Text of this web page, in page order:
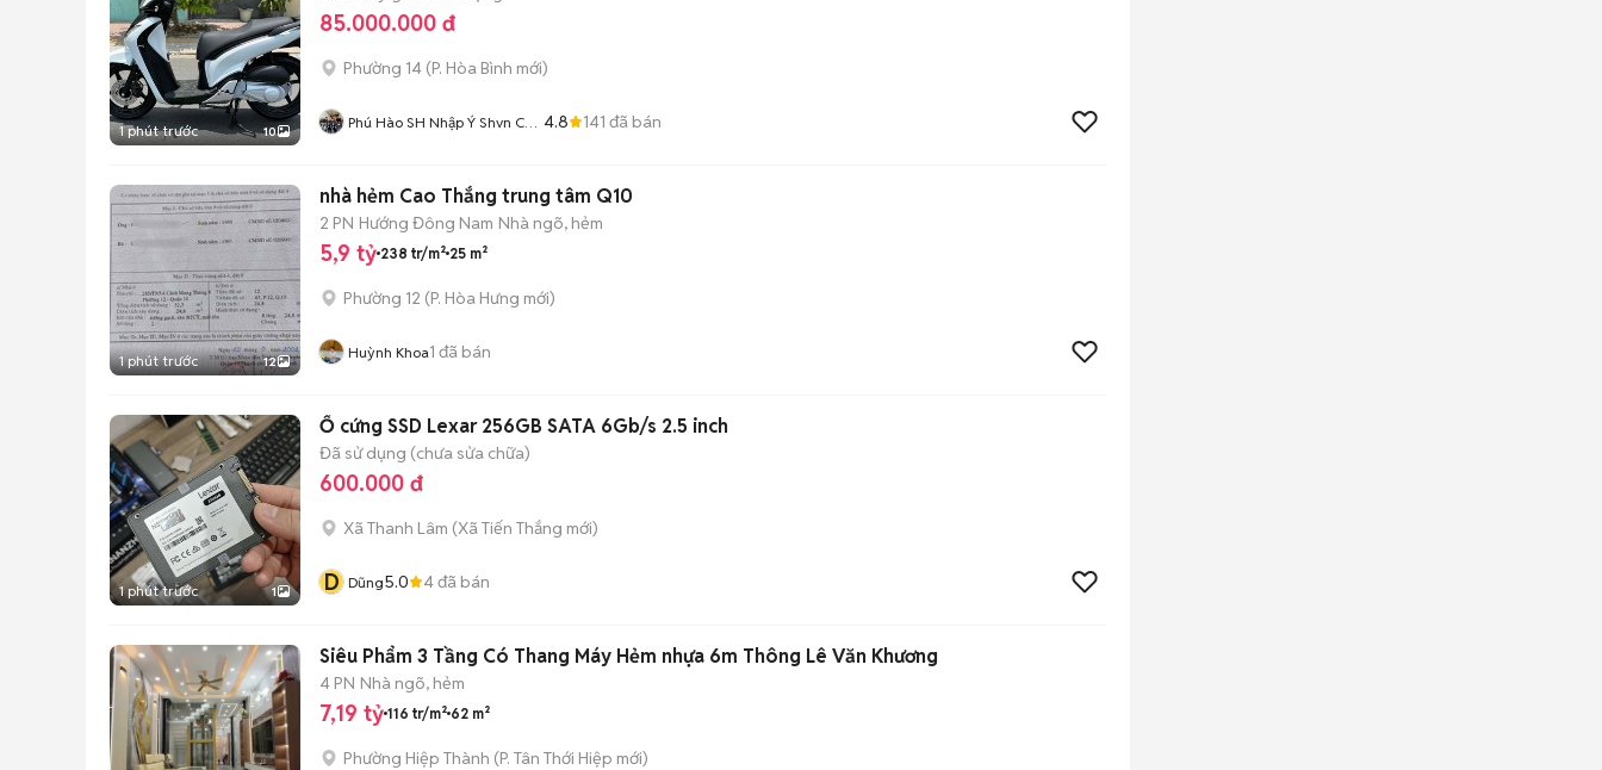
1 phút trước 10
85.000.000 đ
Phường 14 (P. Hòa Bình mới)
Phú Hào SH Nhập Ý Shvn Các 4.8 141 đã bán
1 phút trước 12
nhà hẻm Cao Thắng trung tâm Q10
2 PN Hướng Đông Nam Nhà ngõ, hẻm
5,9 tỷ 238 tr/m² 25 m²
Phường 12 (P. Hòa Hưng mới)
Huỳnh Khoa1 đã bán
1 phút trước 1
Ổ cứng SSD Lexar 256GB SATA 6Gb/s 2.5 inch
Đã sử dụng (chưa sửa chữa)
600.000 đ
Xã Thanh Lâm (Xã Tiến Thắng mới)
D Dũng5.0 4đã bán
Siêu Phẩm 3 Tầng Có Thang Máy Hẻm nhựa 6m Thông Lê Văn Khương
4 PN Nhà ngõ, hẻm
7,19 tỷ 116 tr/m² 62 m²
Phường Hiệp Thành (P. Tân Thới Hiệp mới)